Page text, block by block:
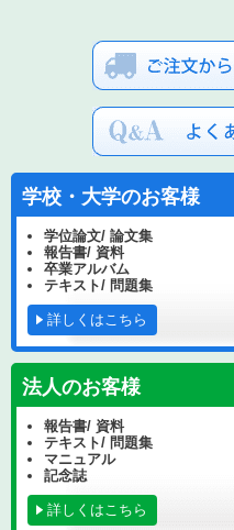
学校・大学のお客様
学位論文/ 論文集
報告書/ 資料
卒業アルバム
テキスト/ 問題集
詳しくはこちら
法人のお客様
報告書/ 資料
テキスト/ 問題集
マニュアル
記念誌
詳しくはこちら